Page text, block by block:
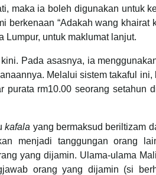
maka ia boleh digunakan untuk
berkenaan “Adakah wang khairat
Lumpur, untuk maklumat lanjut.
Pada asasnya, ia
Melalui sistem takaful ini,
rm10.00 seorang setahun
kafala yang bermaksud beriltizam
menjadi tanggungan orang
yang dijamin. Ulama-ulama
orang yang dijamin (si